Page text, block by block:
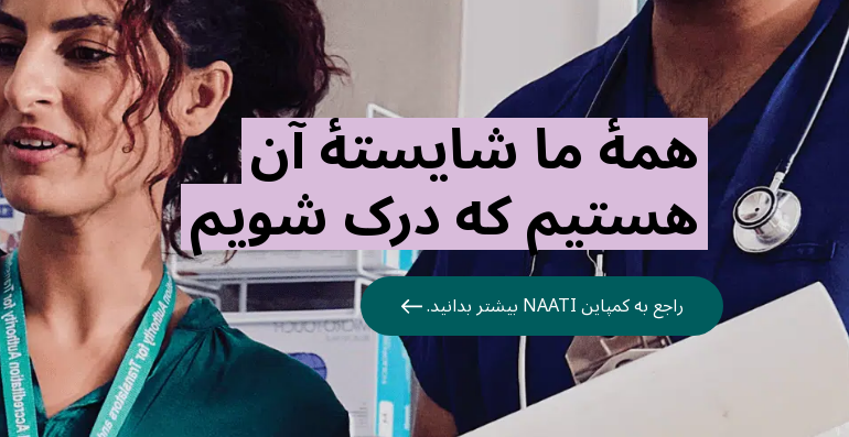
همهٔ ما شایستهٔ آن
هستیم که درک شویم
راجع به کمپاین NAATI بیشتر بدانید.